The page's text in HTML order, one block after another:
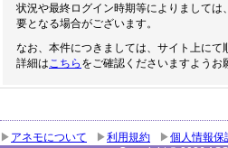
状況や最終ログイン時期等によりまして
要となる場合がございます。
なお、本件につきましては、サイト上にて
詳細はこちら をご確認くださいますようお
アネモについて 利用規約 個人情報保